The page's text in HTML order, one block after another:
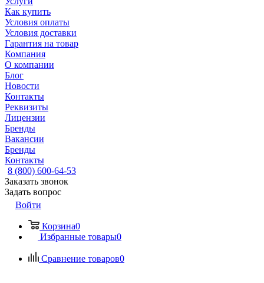
Как купить
Условия оплаты
Условия доставки
Гарантия на товар
Компания
О компании
Блог
Новости
Контакты
Реквизиты
Лицензии
Бренды
Вакансии
Бренды
Контакты
8 (800) 600-64-53
Заказать звонок
Задать вопрос
Войти
Корзина0
Избранные товары0
Сравнение товаров0